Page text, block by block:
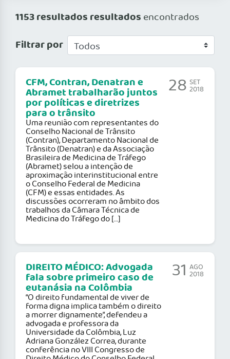
1153 resultados resultados encontrados
Filtrar por
CFM, Contran, Denatran e
Abramet trabalharão juntos
por políticas e diretrizes
para o trânsito
Uma reunião com representantes do
Conselho Nacional de Trânsito
(Contran), Departamento Nacional de
Trânsito (Denatran) e da Associação
Brasileira de Medicina de Tráfego
(Abramet) selou a intenção de
aproximação interinstitucional entre
o Conselho Federal de Medicina
(CFM) e essas entidades. As
discussões ocorreram no âmbito dos
trabalhos da Câmara Técnica de
Medicina do Tráfego do […]
28 SET
2018
DIREITO MÉDICO: Advogada
fala sobre primeiro caso de
eutanásia na Colômbia
“O direito fundamental de viver de
forma digna implica também o direito
a morrer dignamente”, defendeu a
advogada e professora da
Universidade da Colômbia, Luz
Adriana González Correa, durante
conferência no VIII Congresso de
31 AGO
2018